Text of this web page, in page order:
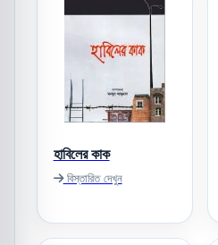
হাবিলের কাক
বিস্তারিত দেখুন